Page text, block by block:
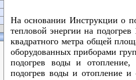
На основании Инструкции о
тепловой энергии на
квадратного метра общей
оборудованных приборами
подогрев воды и отопление,
подогрев воды и отопление и